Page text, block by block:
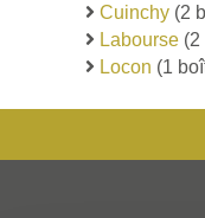
Cuinchy (2
Labourse (2
Locon (1